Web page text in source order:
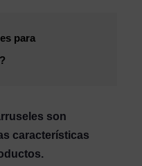
para
son
características